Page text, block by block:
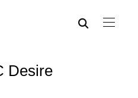
Desire